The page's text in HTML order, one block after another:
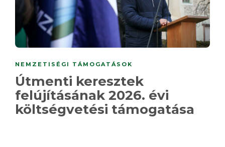
NEMZETISÉGI TÁMOGATÁSOK
Útmenti keresztek
felújításának 2026. évi
költségvetési támogatása